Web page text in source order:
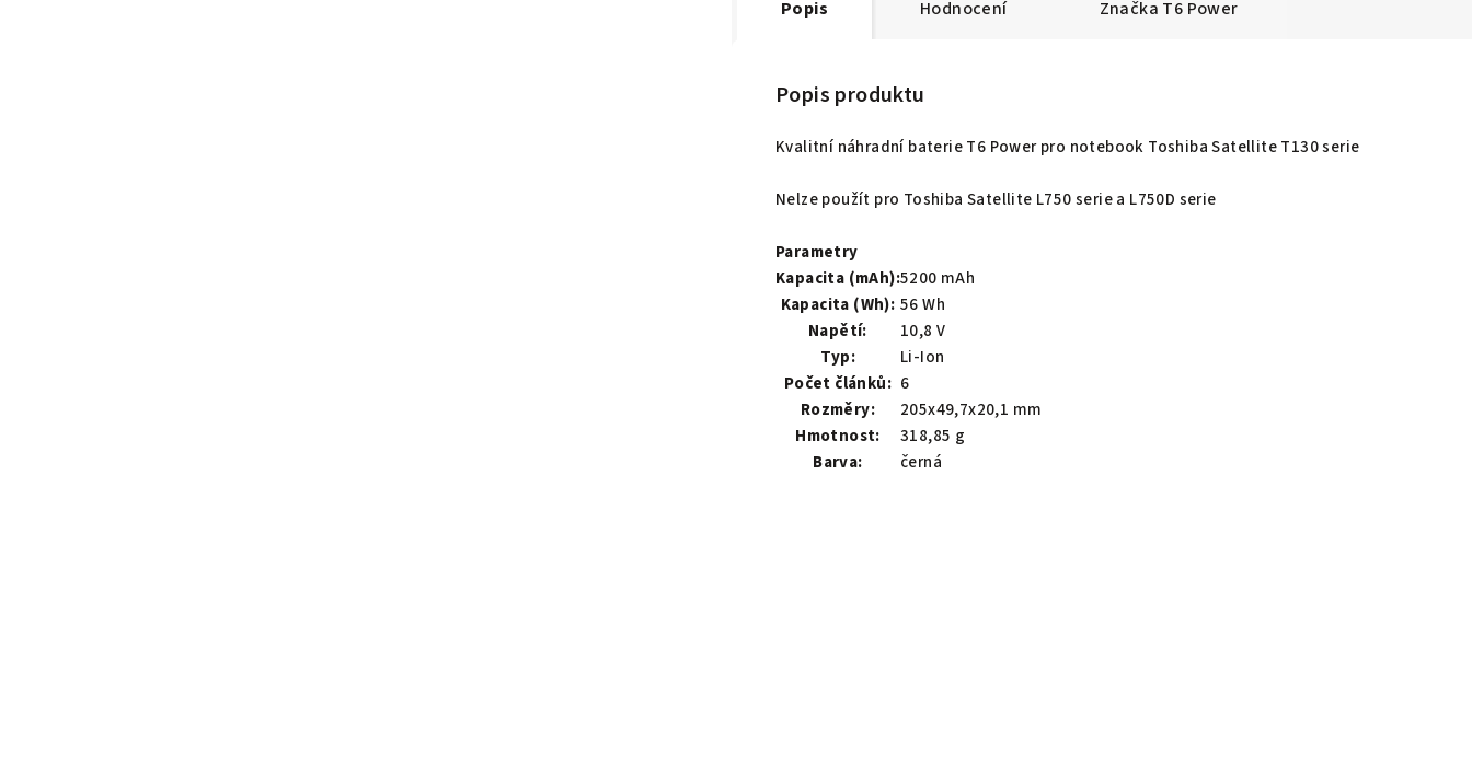
Popis Hodnocení Značka T6 Power
Popis produktu
Kvalitní náhradní baterie T6 Power pro notebook Toshiba Satellite T130 serie
Nelze použít pro Toshiba Satellite L750 serie a L750D serie
Parametry
Kapacita (mAh):5200 mAh
Kapacita (Wh): 56 Wh
Napětí:
10,8 V
Typ:
Li-Ion
Počet článků: 6
Rozměry:
205x49,7x20,1 mm
Hmotnost:
318,85 g
Barva:
černá